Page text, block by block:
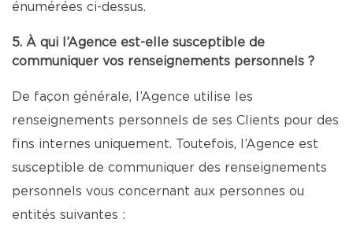
énumérées ci-dessus.
5. À qui l’Agence est-elle susceptible de
communiquer vos renseignements personnels ?
De façon générale, l’Agence utilise les
renseignements personnels de ses Clients pour des
fins internes uniquement. Toutefois, l’Agence est
susceptible de communiquer des renseignements
personnels vous concernant aux personnes ou
entités suivantes :